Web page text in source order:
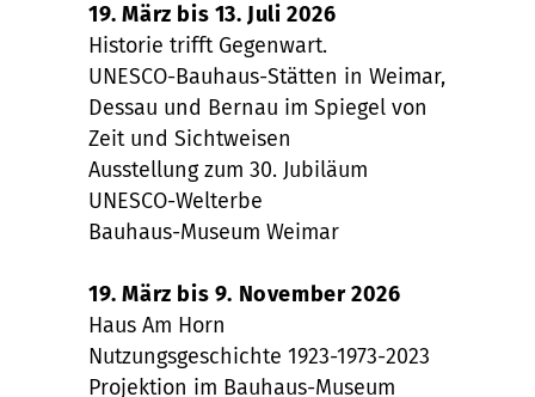
19. März bis 13. Juli 2026
Historie trifft Gegenwart.
UNESCO-Bauhaus-Stätten in Weimar,
Dessau und Bernau im Spiegel von
Zeit und Sichtweisen
Ausstellung zum 30. Jubiläum
UNESCO-Welterbe
Bauhaus-Museum Weimar
19. März bis 9. November 2026
Haus Am Horn
Nutzungsgeschichte 1923-1973-2023
Projektion im Bauhaus-Museum